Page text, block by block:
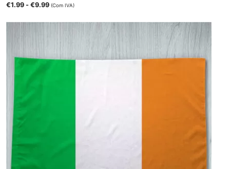
€1.99 -€9.99 (Com IVA)